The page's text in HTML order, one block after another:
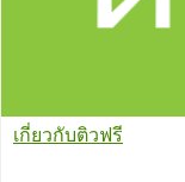
เกี่ยวกับติวฟรี